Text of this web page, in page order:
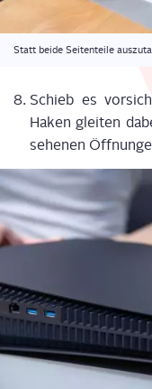
Statt bei­de Sei­ten­tei­le
Schieb es
Haken glei­ten
se­he­nen